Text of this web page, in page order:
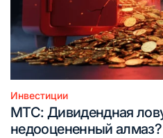
Опубликовано
в
Инвестиции
МТС: Дивидендная
недооцененный